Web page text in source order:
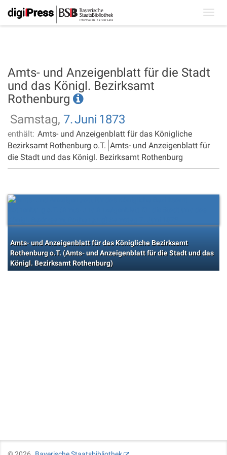
Amts- und Anzeigenblatt für die Stadt
und das Königl. Bezirksamt
Rothenburg
Samstag, 7.Juni 1873
enthält: Amts- und Anzeigenblatt für das Königliche
Bezirksamt Rothenburg o.T. Amts- und Anzeigenblatt für
die Stadt und das Königl. Bezirksamt Rothenburg
Amts- und Anzeigenblatt für das Königliche Bezirksamt
Rothenburg o.T. (Amts- und Anzeigenblatt für die Stadt und das
Königl. Bezirksamt Rothenburg)